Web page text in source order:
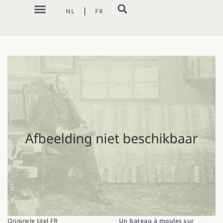
NL FR
Originele titel FR
Un bateau à moules sur